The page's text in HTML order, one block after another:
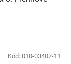
Kód: 010-03407-11